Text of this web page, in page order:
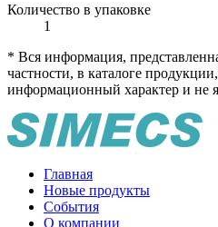
Количество в упаковке
1
* Вся информация,
частности, в каталоге
информационный характер и не
Главная
Новые продукты
События
О компании